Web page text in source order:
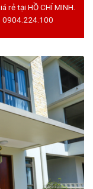
rẻ tại HỒ CHÍ MINH.
0904.224.100